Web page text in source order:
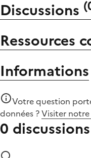
Discussions (
Ressources
Informations
Votre question
données ?Visiter
0 discussions